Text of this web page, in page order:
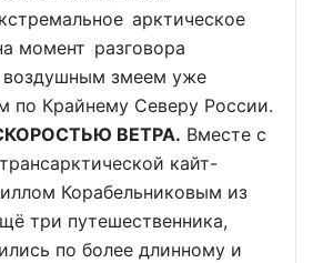
арктическое
момент разговора
змеем уже
по Крайнему Северу России.
ВЕТРА. Вместе с
кайт-
Корабельниковым из
три путешественника,
по более длинному и